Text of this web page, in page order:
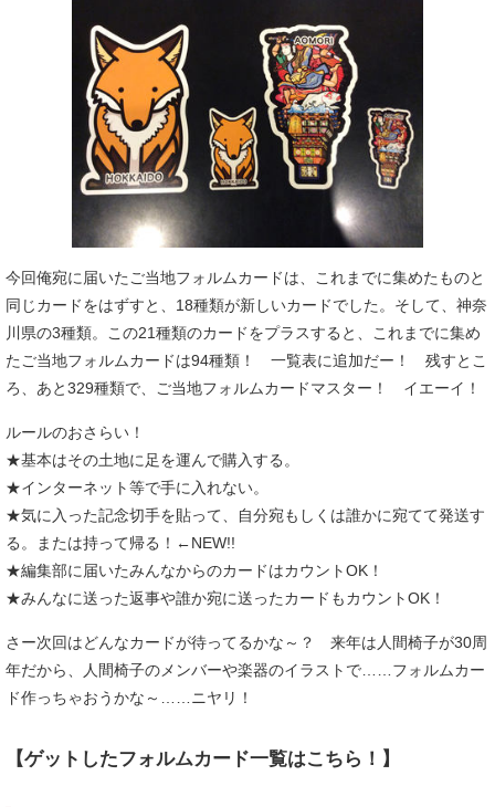
今回俺宛に届いたご当地フォルムカードは、これまでに集めたものと
同じカードをはずすと、18種類が新しいカードでした。そして、神奈
川県の3種類。この21種類のカードをプラスすると、これまでに集め
たご当地フォルムカードは94種類！ 一覧表に追加だー！ 残すとこ
ろ、あと329種類で、ご当地フォルムカードマスター！ イエーイ！
ルールのおさらい！
★基本はその土地に足を運んで購入する。
★インターネット等で手に入れない。
★気に入った記念切手を貼って、自分宛もしくは誰かに宛てて発送す
る。または持って帰る！←NEW!!
★編集部に届いたみんなからのカードはカウントOK！
★みんなに送った返事や誰か宛に送ったカードもカウントOK！
さー次回はどんなカードが待ってるかな～？ 来年は人間椅子が30周
年だから、人間椅子のメンバーや楽器のイラストで……フォルムカー
ド作っちゃおうかな～……ニヤリ！
【ゲットしたフォルムカード一覧はこちら！】